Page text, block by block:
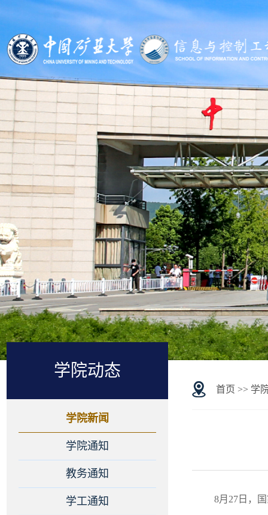
学院动态
学院新闻
学院通知
教务通知
学工通知
首页 >> 学
8月 27日，